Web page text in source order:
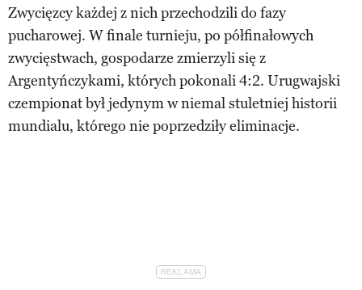
Zwycięzcy każdej z nich przechodzili do fazy
pucharowej. W finale turnieju, po półfinałowych
zwycięstwach, gospodarze zmierzyli się z
Argentyńczykami, których pokonali 4:2. Urugwajski
czempionat był jedynym w niemal stuletniej historii
mundialu, którego nie poprzedziły eliminacje.